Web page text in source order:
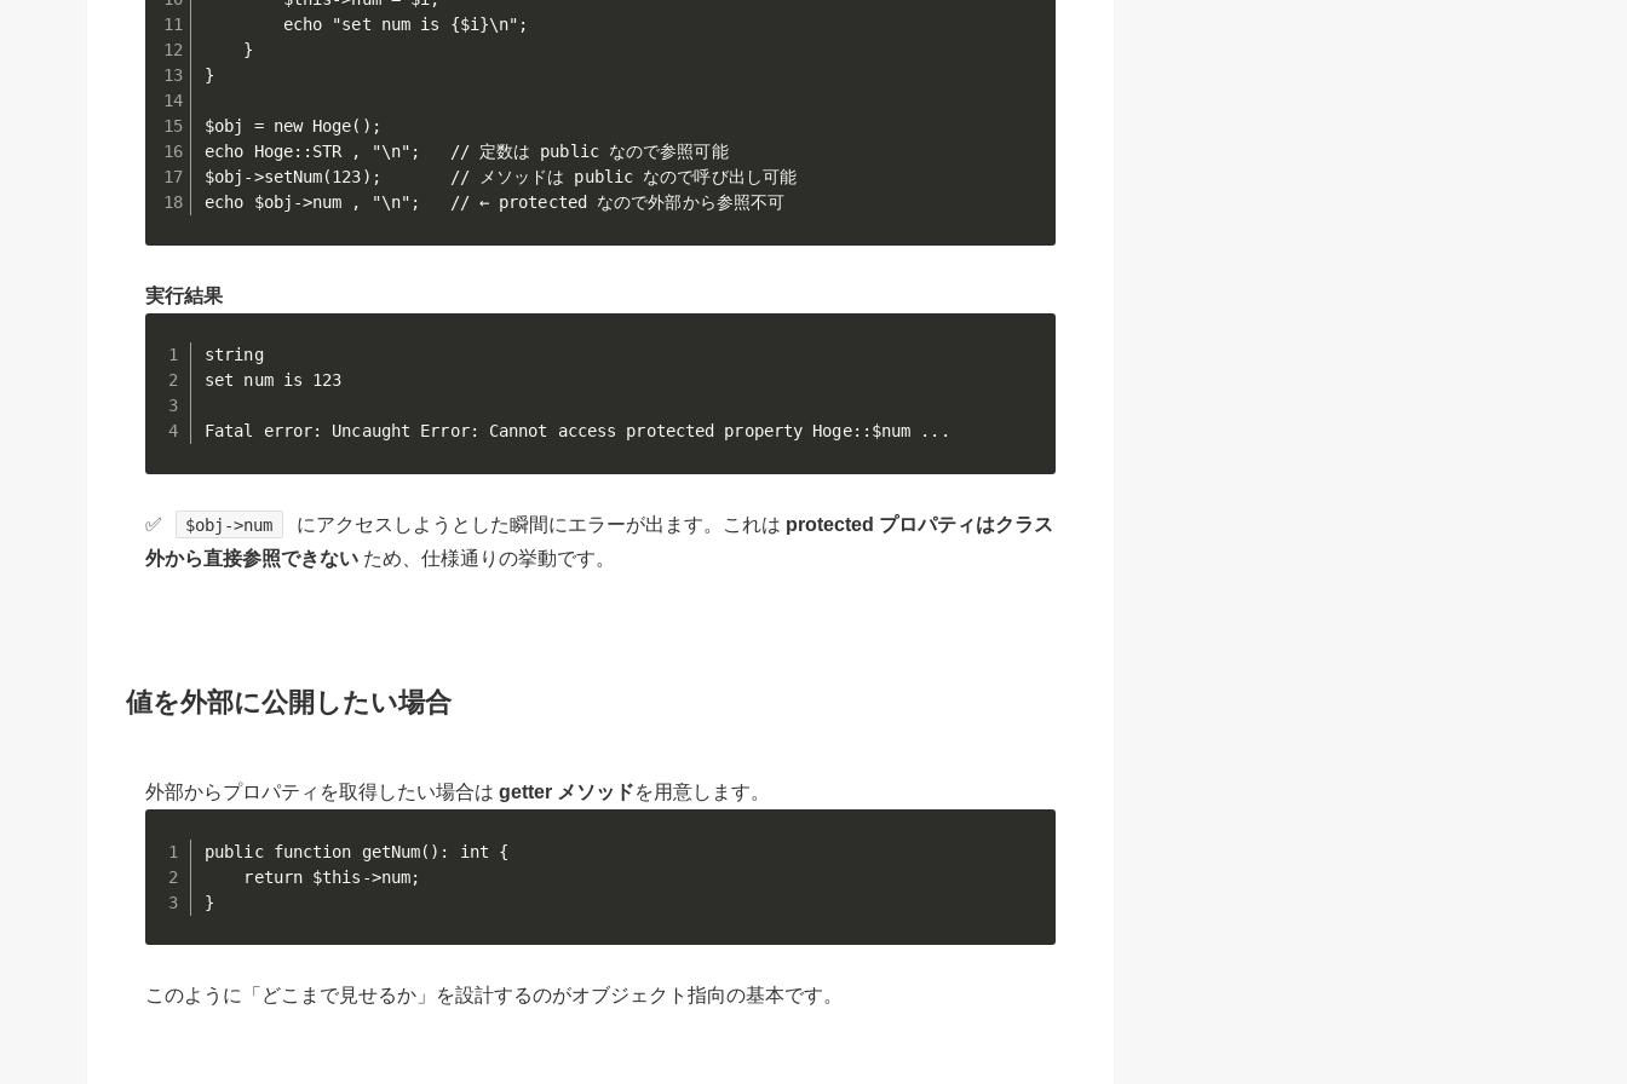
        echo "set num is {$i}\n";
    }
}
$obj = new Hoge();
echo Hoge::STR , "\n";   // 定数は public なので参照可能
$obj->setNum(123);       // メソッドは public なので呼び出し可能
echo $obj->num , "\n";   // ← protected なので外部から参照不可
実行結果
string
set num is 123
Fatal error: Uncaught Error: Cannot access protected property Hoge::$num ...
✅ $obj->num にアクセスしようとした瞬間にエラーが出ます。これは protected プロパティはクラス
外から直接参照できない ため、仕様通りの挙動です。
値を外部に公開したい場合
外部からプロパティを取得したい場合は getter メソッドを用意します。
public function getNum(): int {
    return $this->num;
}
このように「どこまで見せるか」を設計するのがオブジェクト指向の基本です。